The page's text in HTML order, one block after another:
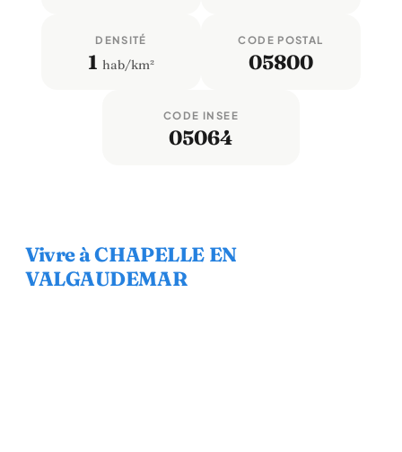
DENSITÉ
1 hab/km²
CODE POSTAL
05800
CODE INSEE
05064
Vivre à CHAPELLE EN
VALGAUDEMAR